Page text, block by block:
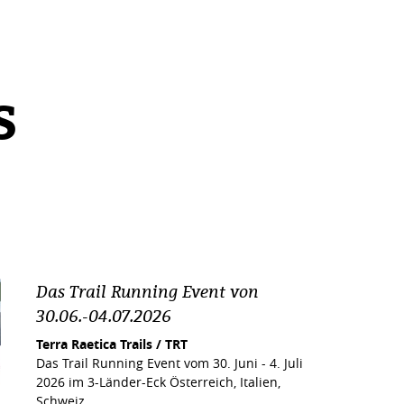
Das Trail Running Event von
30.06.-04.07.2026
Terra Raetica Trails / TRT
Das Trail Running Event vom 30. Juni - 4. Juli
2026 im 3-Länder-Eck Österreich, Italien,